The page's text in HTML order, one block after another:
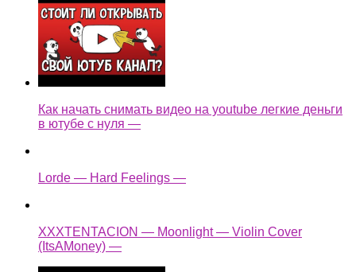
Как начать снимать видео на youtube легкие деньги
в ютубе с нуля —
Lorde — Hard Feelings —
XXXTENTACION — Moonlight — Violin Cover
(ItsAMoney) —